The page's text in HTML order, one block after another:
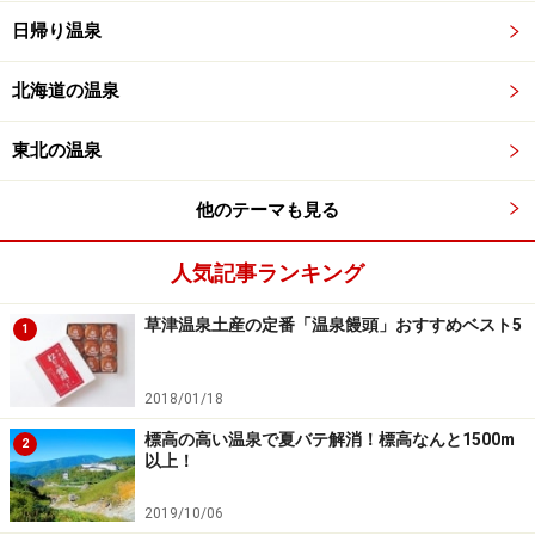
日帰り温泉
北海道の温泉
東北の温泉
他のテーマも見る
人気記事ランキング
1 草津温泉土産の定番「温泉饅頭」おすすめベスト5
2018/01/18
2
標高の高い温泉で夏バテ解消！標高なんと1500m
以上！
2019/10/06